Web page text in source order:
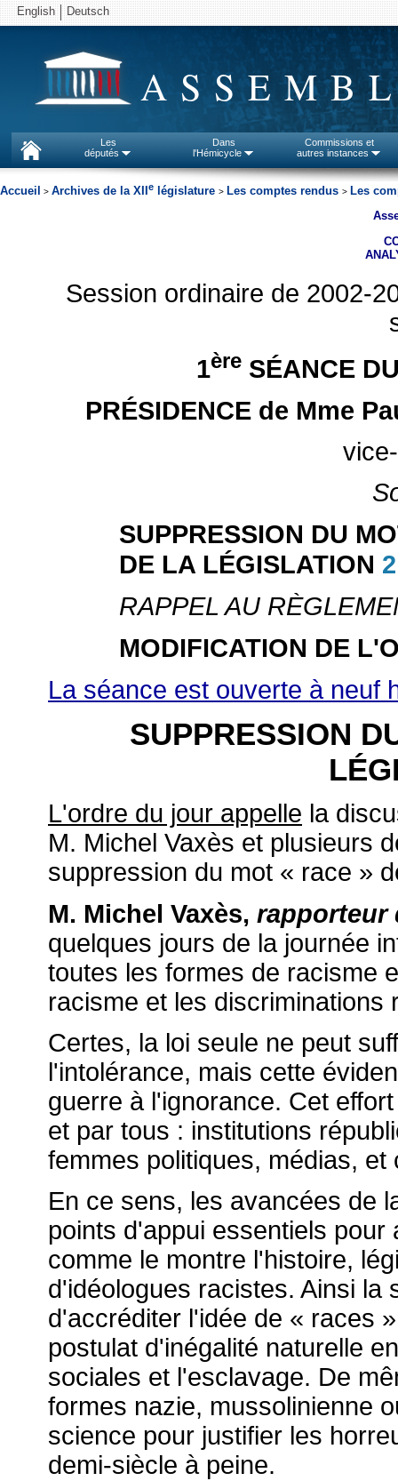
English Deutsch
Les
députés
Dans
l'Hémicycle
Commissions et
autres instances
Accueil > Archives de la XII e législature > Les comptes rendus > Les
Session ordinaire de 2002-
1ère SÉANCE
PRÉSIDENCE de Mme
SUPPRESSION DU
DE LA LÉGISLATION 2
RAPPEL AU
MODIFICATION DE
La séance est ouverte à neuf
SUPPRESSION
L'ordre du jour appelle la
M. Michel Vaxès et plusieurs
suppression du mot « race »
M. Michel Vaxès, rapporteur
quelques jours de la journée
toutes les formes de racisme
racisme et les discriminations
Certes, la loi seule ne peut
l'intolérance, mais cette
guerre à l'ignorance. Cet
et par tous : institutions
femmes politiques, médias, et
En ce sens, les avancées de
points d'appui essentiels
comme le montre l'histoire,
d'idéologues racistes. Ainsi la
d'accréditer l'idée de « races
postulat d'inégalité naturelle
sociales et l'esclavage. De
formes nazie, mussolinienne
science pour justifier les
demi-siècle à peine.